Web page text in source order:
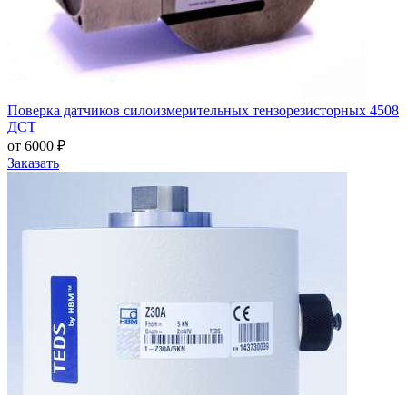
Поверка датчиков силоизмерительных тензорезисторных 4508
ДСТ
от 6000 ₽
Заказать